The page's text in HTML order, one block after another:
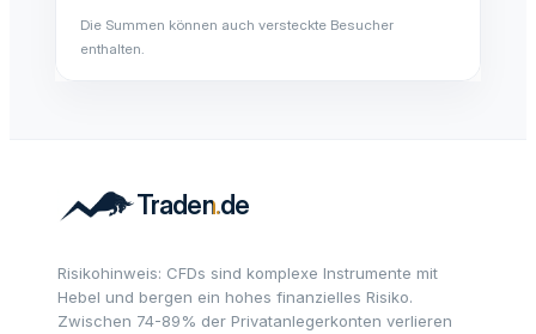
Die Summen können auch versteckte Besucher
enthalten.
Risikohinweis: CFDs sind komplexe Instrumente mit
Hebel und bergen ein hohes finanzielles Risiko.
Zwischen 74-89% der Privatanlegerkonten verlieren